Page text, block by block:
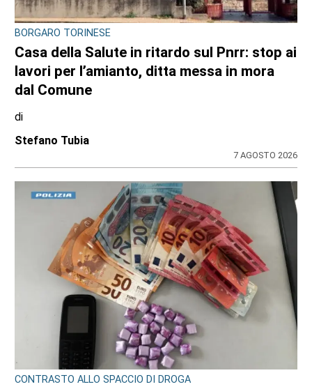
BORGARO TORINESE
Casa della Salute in ritardo sul Pnrr: stop ai
lavori per l’amianto, ditta messa in mora
dal Comune
di
Stefano Tubia
7 AGOSTO 2026
CONTRASTO ALLO SPACCIO DI DROGA